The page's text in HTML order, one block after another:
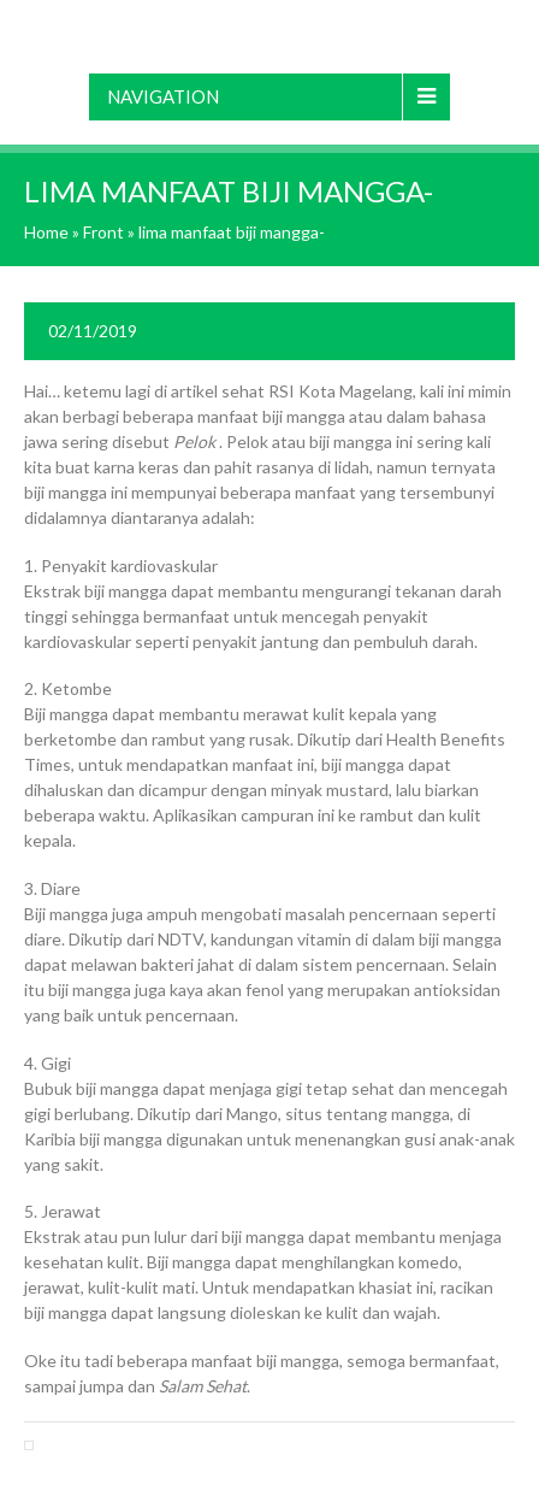
NAVIGATION
LIMA MANFAAT BIJI MANGGA-
Home» Front » lima manfaat biji mangga-
02/11/2019
Hai… ketemu lagi di artikel sehat RSI Kota Magelang, kali ini mimin
akan berbagi beberapa manfaat biji mangga atau dalam bahasa
jawa sering disebut Pelok. Pelok atau biji mangga ini sering kali
kita buat karna keras dan pahit rasanya di lidah, namun ternyata
biji mangga ini mempunyai beberapa manfaat yang tersembunyi
didalamnya diantaranya adalah:
1. Penyakit kardiovaskular
Ekstrak biji mangga dapat membantu mengurangi tekanan darah
tinggi sehingga bermanfaat untuk mencegah penyakit
kardiovaskular seperti penyakit jantung dan pembuluh darah.
2. Ketombe
Biji mangga dapat membantu merawat kulit kepala yang
berketombe dan rambut yang rusak. Dikutip dari Health Benefits
Times, untuk mendapatkan manfaat ini, biji mangga dapat
dihaluskan dan dicampur dengan minyak mustard, lalu biarkan
beberapa waktu. Aplikasikan campuran ini ke rambut dan kulit
kepala.
3. Diare
Biji mangga juga ampuh mengobati masalah pencernaan seperti
diare. Dikutip dari NDTV, kandungan vitamin di dalam biji mangga
dapat melawan bakteri jahat di dalam sistem pencernaan. Selain
itu biji mangga juga kaya akan fenol yang merupakan antioksidan
yang baik untuk pencernaan.
4. Gigi
Bubuk biji mangga dapat menjaga gigi tetap sehat dan mencegah
gigi berlubang. Dikutip dari Mango, situs tentang mangga, di
Karibia biji mangga digunakan untuk menenangkan gusi anak-anak
yang sakit.
5. Jerawat
Ekstrak atau pun lulur dari biji mangga dapat membantu menjaga
kesehatan kulit. Biji mangga dapat menghilangkan komedo,
jerawat, kulit-kulit mati. Untuk mendapatkan khasiat ini, racikan
biji mangga dapat langsung dioleskan ke kulit dan wajah.
Oke itu tadi beberapa manfaat biji mangga, semoga bermanfaat,
sampai jumpa dan Salam Sehat.